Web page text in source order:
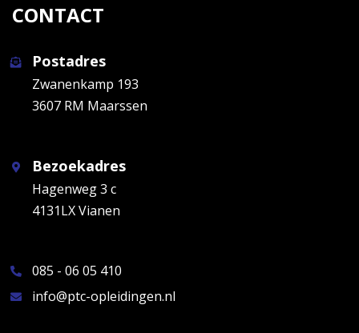
CONTACT
Postadres
Zwanenkamp 193
3607 RM Maarssen
Bezoekadres
Hagenweg 3 c
4131LX Vianen
085 - 06 05 410
info@ptc-opleidingen.nl